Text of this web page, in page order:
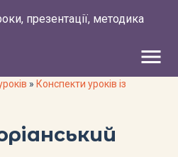
презентації, методика
menu
» Конспекти уроків із